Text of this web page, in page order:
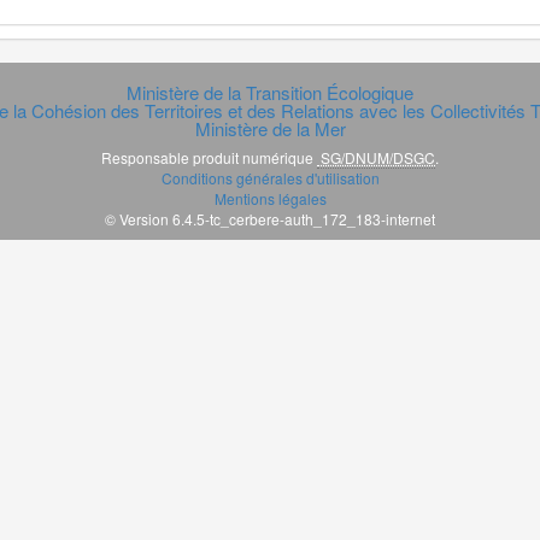
Ministère de la Transition Écologique
la Cohésion des Territoires et des Relations avec les Collectivités
Ministère de la Mer
Responsable produit numérique SG/DNUM/DSGC
Conditions générales d'utilisation
Mentions légales
© Version 6.4.5-tc_cerbere-auth_172_183-internet